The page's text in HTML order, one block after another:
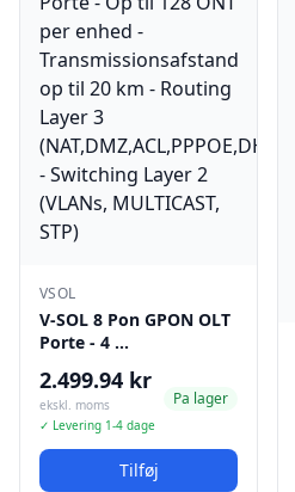
VSOL
V-SOL 8 Pon GPON OLT
Porte - 4 …
2.499.94 kr
ekskl. moms
✓ Levering 1-4 dage
Pa lager
Tilføj